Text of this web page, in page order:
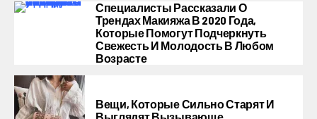
Специалисты Рассказали О
Трендах Макияжа В 2020 Года,
Которые Помогут Подчеркнуть
Свежесть И Молодость В Любом
Возрасте
Вещи, Которые Сильно Старят И